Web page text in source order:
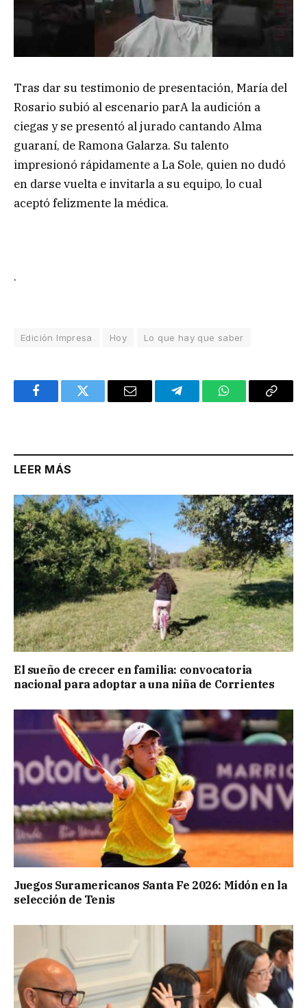
Tras dar su testimonio de presentación, María del
Rosario subió al escenario parA la audición a
ciegas y se presentó al jurado cantando Alma
guaraní, de Ramona Galarza. Su talento
impresionó rápidamente a La Sole, quien no dudó
en darse vuelta e invitarla a su equipo, lo cual
aceptó felizmente la médica.
.
Edición Impresa Hoy Lo que hay que saber
FacebookTwitter Email TelegramWhatsAppCopy
LEER MÁS
El sueño de crecer en familia: convocatoria
nacional para adoptar a una niña de Corrientes
Juegos Suramericanos Santa Fe 2026: Midón en la
selección de Tenis